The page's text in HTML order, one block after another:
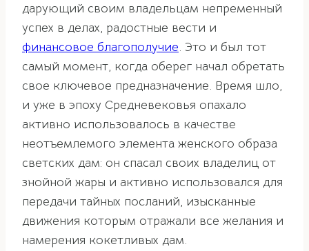
дарующий своим владельцам непременный
успех в делах, радостные вести и
финансовое благополучие. Это и был тот
самый момент, когда оберег начал обретать
свое ключевое предназначение. Время шло,
и уже в эпоху Средневековья опахало
активно использовалось в качестве
неотъемлемого элемента женского образа
светских дам: он спасал своих владелиц от
знойной жары и активно использовался для
передачи тайных посланий, изысканные
движения которым отражали все желания и
намерения кокетливых дам.